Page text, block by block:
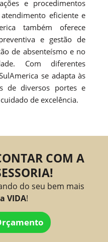
e procedimentos
eficiente e
também oferece
e gestão de
de absenteísmo e no
Com diferentes
se adapta às
de diversos portes e
de excelência.
COM A
do seu bem mais
a VIDA!